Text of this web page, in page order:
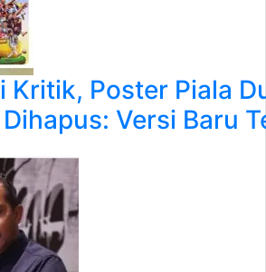
Kritik, Poster Piala
Versi Baru